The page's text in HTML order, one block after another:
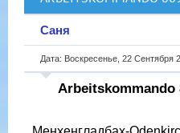
Саня
Дата: Воскресенье, 22 Сентября
Arbeitskommando